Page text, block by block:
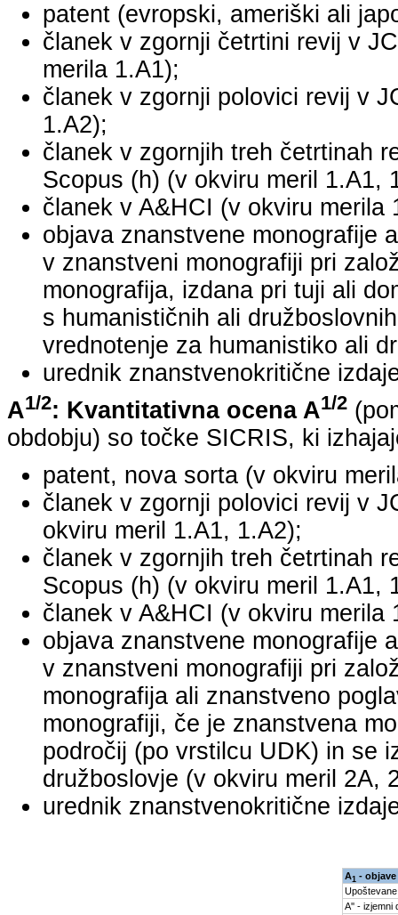
patent (evropski, ameriški ali
članek v zgornji četrtini revij v
merila 1.A1);
članek v zgornji polovici revij v
1.A2);
članek v zgornjih treh četrtinah
Scopus (h) (v okviru meril 1.A1,
članek v A&HCI (v okviru merila
objava znanstvene monografije
v znanstveni monografiji pri
monografija, izdana pri tuji ali
s humanističnih ali
vrednotenje za humanistiko ali
urednik znanstvenokritične
A1/2: Kvantitativna ocena A1/2
obdobju) so točke SICRIS, ki
patent, nova sorta (v okviru
članek v zgornji polovici revij v
okviru meril 1.A1, 1.A2);
članek v zgornjih treh četrtinah
Scopus (h) (v okviru meril 1.A1,
članek v A&HCI (v okviru merila
objava znanstvene monografije
v znanstveni monografiji pri
monografija ali znanstveno
monografiji, če je znanstvena
področij (po vrstilcu UDK) in se
družboslovje (v okviru meril 2A,
urednik znanstvenokritične
A1 - objave
A'' - izjemni